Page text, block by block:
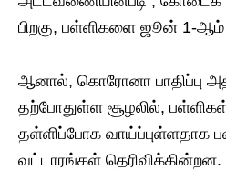
பிறகு, பள்ளிகளை ஜூன் 1-
ஆனால், கொரோனா பாதிப்பு
தற்போதுள்ள சூழலில்,
தள்ளிப்போக வாய்ப்புள்ளதாக
வட்டாரங்கள் தெரிவிக்கின்றன.